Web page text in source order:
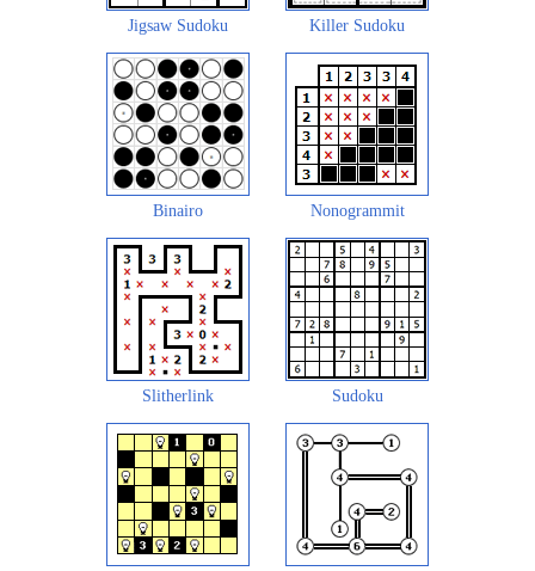
Jigsaw Sudoku Killer Sudoku
Binairo Nonogrammit
Slitherlink Sudoku